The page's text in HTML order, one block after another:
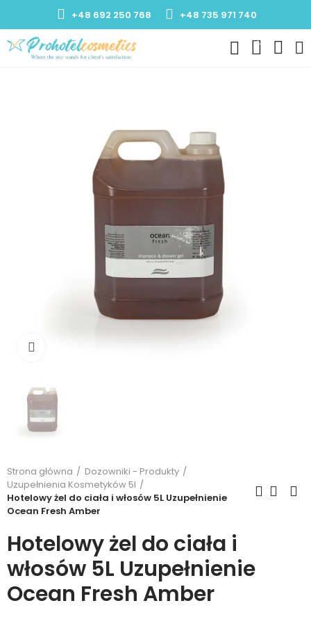
+48 692 250 768 +48 735 971 740
0
Strona główna
Dozowniki - Produkty
Uzupełnienia Kosmetyków 5l
Hotelowy żel do ciała i włosów 5L Uzupełnienie
Ocean Fresh Amber
Hotelowy żel do ciała i
włosów 5L Uzupełnienie
Ocean Fresh Amber